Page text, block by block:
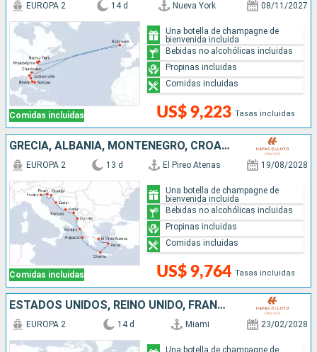
Comidas incluidas
EUROPA 2 14 d Nueva York 08/11/2027
US$ 9,223 Tasas incluidas
Una botella de champagne de
bienvenida incluida
Bebidas no alcohólicas incluidas
Propinas incluidas
Comidas incluidas
GRECIA, ALBANIA, MONTENEGRO, CROACIA, ESLOVENIA, ITALIA
Comidas incluidas
EUROPA 2 13 d El Pireo Atenas 19/08/2028
US$ 9,764 Tasas incluidas
Una botella de champagne de
bienvenida incluida
Bebidas no alcohólicas incluidas
Propinas incluidas
Comidas incluidas
ESTADOS UNIDOS, REINO UNIDO, FRANCIA, ISLANDIA, SANTA LUCIA, BARBADOS, SAN VINCENT Y LAS GRANADINAS
EUROPA 2 14 d Miami 23/02/2028
Una botella de champagne de